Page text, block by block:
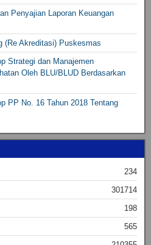
Penyajian Laporan Keuangan
(Re Akreditasi) Puskesmas
Strategi dan Manajemen
Oleh BLU/BLUD Berdasarkan
PP No. 16 Tahun 2018 Tentang
234
301714
198
565